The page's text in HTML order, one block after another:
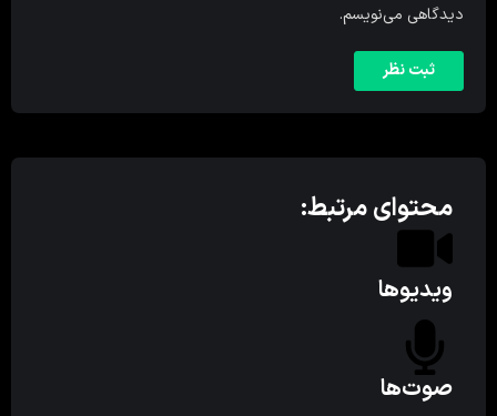
دیدگاهی می‌نویسم.
محتوای مرتبط:
ویدیوها
صوت‌ها